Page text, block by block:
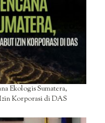
Ekologis Sumatera,
Korporasi di DAS